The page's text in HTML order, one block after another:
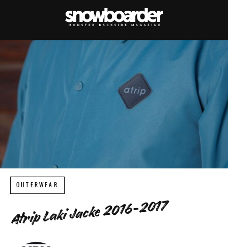
OUTERWEAR
Atrip Laki Jacke 2016-2017